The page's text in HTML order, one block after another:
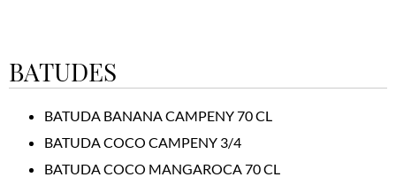
BATUDES
BATUDA BANANA CAMPENY 70 CL
BATUDA COCO CAMPENY 3/4
BATUDA COCO MANGAROCA 70 CL